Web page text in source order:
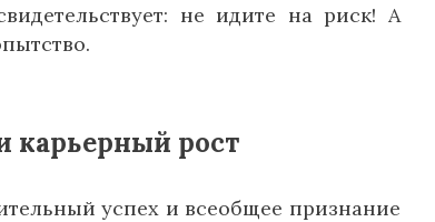
не идите на риск! А
карьерный рост
успех и всеобщее признание